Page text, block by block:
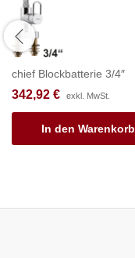
chief Blockbatterie 3/4″
342,92 € exkl. MwSt.
In den Warenkorb